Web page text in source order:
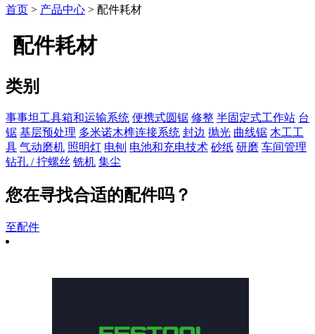
首页 > 产品中心 > 配件耗材
配件耗材
类别
事事坦工具箱和运输系统 便携式圆锯 修整 半固定式工作站 台
锯 基层预处理 多米诺木榫连接系统 封边 抛光 曲线锯 木工工
具 气动磨机 照明灯 电刨 电池和充电技术 砂纸 研磨 车间管理
钻孔 / 拧螺丝 铣机 集尘
您在寻找合适的配件吗？
至配件